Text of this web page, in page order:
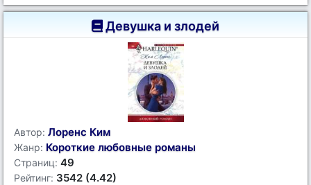
Девушка и злодей
Автор: Лоренс Ким
Жанр: Короткие любовные романы
Страниц: 49
Рейтинг: 3542 (4.42)